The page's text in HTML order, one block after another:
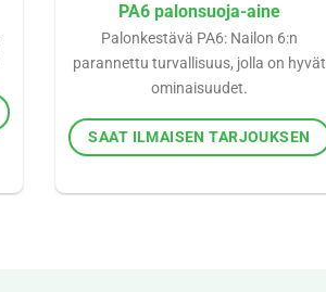
PA6 palonsuoja-aine
Palonkestävä PA6: Nailon 6:n
parannettu turvallisuus, jolla on hyvät
ominaisuudet.
SAAT ILMAISEN TARJOUKSEN